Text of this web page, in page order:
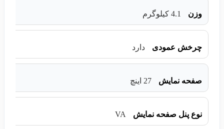
وزن 4.1 کیلوگرم
چرخش عمودی دارد
صفحه نمایش 27 اینچ
نوع پنل صفحه نمایش VA